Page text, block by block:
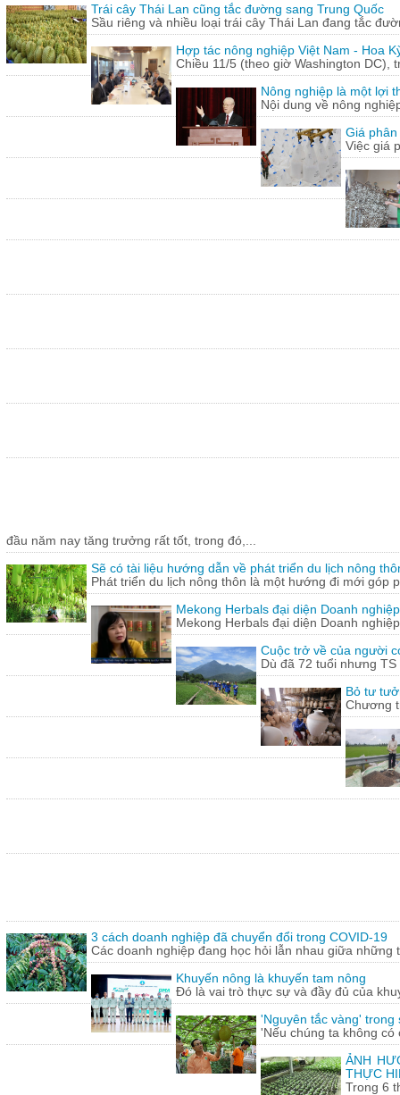
Trái cây Thái Lan cũng tắc đường sang Trung Quốc
Sầu riêng và nhiều loại trái cây Thái Lan đang tắc
Hợp tác nông nghiệp Việt Nam - Hoa
Chiều 11/5 (theo giờ Washington DC),
Nông nghiệp là một lợi
Nội dung về nông
Giá
Việc giá
đầu năm nay tăng trưởng rất tốt, trong đó,...
Sẽ có tài liệu hướng dẫn về phát triển du lịch nông
Phát triển du lịch nông thôn là một hướng đi mới góp
Mekong Herbals đại diện Doanh
Mekong Herbals đại diện Doanh
Cuộc trở về của người
Dù đã 72 tuổi nhưng
Bỏ tư
Chương
3 cách doanh nghiệp đã chuyển đổi trong COVID-19
Các doanh nghiệp đang học hỏi lẫn nhau giữa những
Khuyến nông là khuyến tam nông
Đó là vai trò thực sự và đầy đủ của
'Nguyên tắc vàng' trong
'Nếu chúng ta không
ẢNH
THỰC
Trong 6